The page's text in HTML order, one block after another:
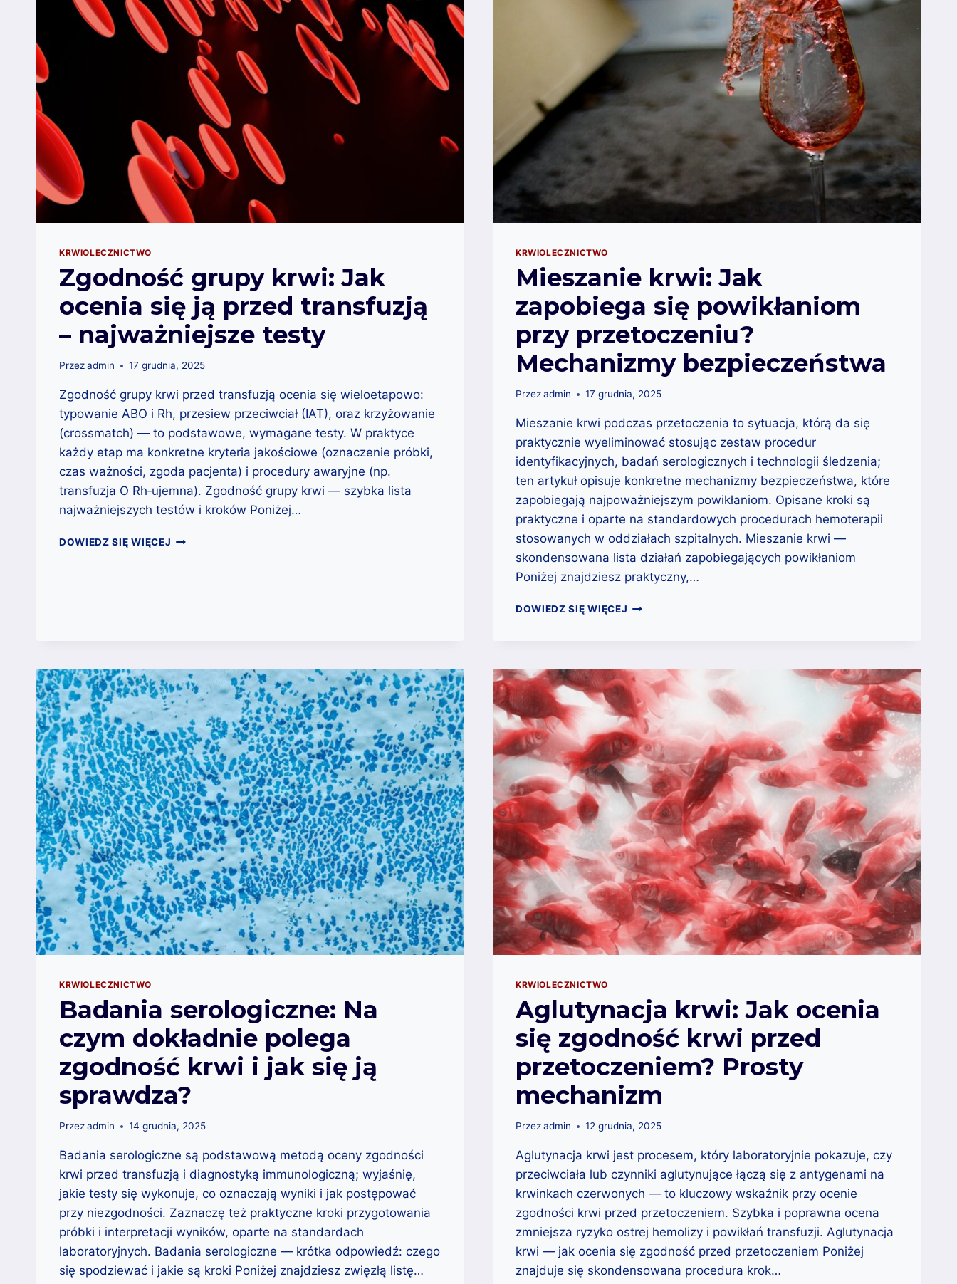
KRWIOLECZNICTWO
Zgodność grupy krwi: Jak
ocenia się ją przed transfuzją
– najważniejsze testy
Przezadmin 17 grudnia, 2025
Zgodność grupy krwi przed transfuzją ocenia się wieloetapowo:
typowanie ABO i Rh, przesiew przeciwciał (IAT), oraz krzyżowanie
(crossmatch) — to podstawowe, wymagane testy. W praktyce
każdy etap ma konkretne kryteria jakościowe (oznaczenie próbki,
czas ważności, zgoda pacjenta) i procedury awaryjne (np.
transfuzja O Rh‑ujemna). Zgodność grupy krwi — szybka lista
najważniejszych testów i kroków Poniżej…
DOWIEDZ SIĘ WIĘCEJ ZGODNOŚĆ
–
NAJWAŻNIEJSZE
TESTY
KRWIOLECZNICTWO
Mieszanie krwi: Jak
zapobiega się powikłaniom
przy przetoczeniu?
Mechanizmy bezpieczeństwa
Przezadmin 17 grudnia, 2025
Mieszanie krwi podczas przetoczenia to sytuacja, którą da się
praktycznie wyeliminować stosując zestaw procedur
identyfikacyjnych, badań serologicznych i technologii śledzenia;
ten artykuł opisuje konkretne mechanizmy bezpieczeństwa, które
zapobiegają najpoważniejszym powikłaniom. Opisane kroki są
praktyczne i oparte na standardowych procedurach hemoterapii
stosowanych w oddziałach szpitalnych. Mieszanie krwi —
skondensowana lista działań zapobiegających powikłaniom
Poniżej znajdziesz praktyczny,…
DOWIEDZ SIĘ WIĘCEJ MIESZANIE
POWIKŁANIOM
PRZY
PRZETOCZENIU?
MECHANIZMY
BEZPIECZEŃSTWA
KRWIOLECZNICTWO
Badania serologiczne: Na
czym dokładnie polega
zgodność krwi i jak się ją
sprawdza?
Przezadmin 14 grudnia, 2025
Badania serologiczne są podstawową metodą oceny zgodności
krwi przed transfuzją i diagnostyką immunologiczną; wyjaśnię,
jakie testy się wykonuje, co oznaczają wyniki i jak postępować
przy niezgodności. Zaznaczę też praktyczne kroki przygotowania
próbki i interpretacji wyników, oparte na standardach
laboratoryjnych. Badania serologiczne — krótka odpowiedź: czego
się spodziewać i jakie są kroki Poniżej znajdziesz zwięzłą listę…
KRWIOLECZNICTWO
Aglutynacja krwi: Jak ocenia
się zgodność krwi przed
przetoczeniem? Prosty
mechanizm
Przezadmin 12 grudnia, 2025
Aglutynacja krwi jest procesem, który laboratoryjnie pokazuje, czy
przeciwciała lub czynniki aglutynujące łączą się z antygenami na
krwinkach czerwonych — to kluczowy wskaźnik przy ocenie
zgodności krwi przed przetoczeniem. Szybka i poprawna ocena
zmniejsza ryzyko ostrej hemolizy i powikłań transfuzji. Aglutynacja
krwi — jak ocenia się zgodność przed przetoczeniem Poniżej
znajduje się skondensowana procedura krok…